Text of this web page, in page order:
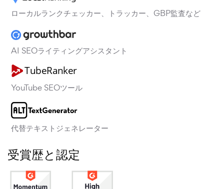
ローカルランクチェッカー、トラッカー、GBP監査など
AI SEOライティングアシスタント
YouTube SEOツール
代替テキストジェネレーター
受賞歴と認定